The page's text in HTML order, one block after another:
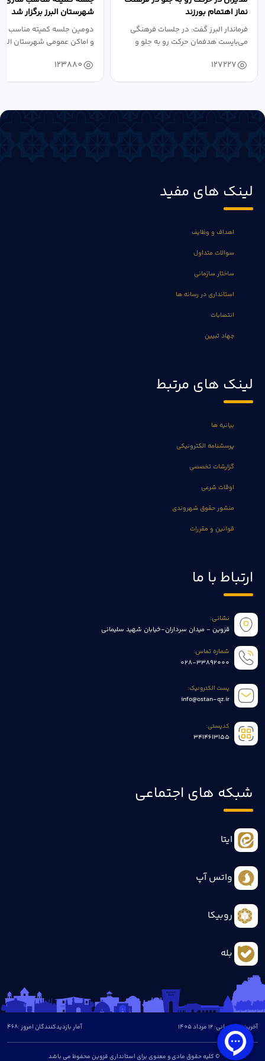
نماز اهتمام بورزند
فرماندار البرز گفت: در جلسات فرهنگی
می‌بایست هدفمان حرکت رو به جلو و
127227
شهرستان البرز برگزار شد
دومین جلسه کمیته مناسب
و اماکن عمومی شهرستان
123880
لینک های مفید
اهداف و وظایف
سوالات متداول
ساختار سازمانی
استانداری در رسانه ها
انتصابات
جهاد تبیین
لینک های مرتبط
بیانیه ها
پرسشنامه الکترونیکی
گزارشات تخصصی
اوقات شرعی
منشور حقوق شهروندی
قوانین و مقررات
ارتباط با ما
نشانی:
قزوین - میدان سرداران-خیابان شهید سلیمانی
شماره تماس:
028-33892000
پست الکترونیک:
info@ostan-qz.ir
کدپستی:
3414613155
شبکه های اجتماعی
ایتا
واتس آپ
روبیکا
بله
آخرین بروزرسانی: 12 مرداد 1405
© کلیه حقوق مادی و معنوی برای استانداری قزوین محفوظ می باشد
آمار بازدیدکنندگان امروز :468